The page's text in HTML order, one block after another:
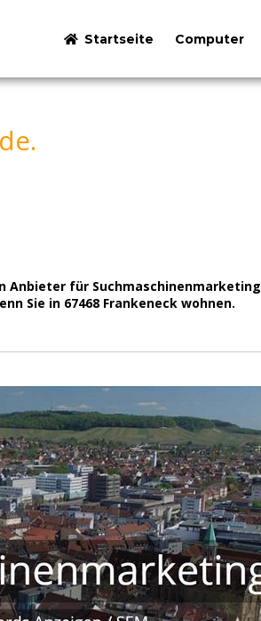
Startseite Computer
Anbieter für
Sie in 67468 Frankeneck wohnen.